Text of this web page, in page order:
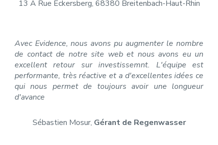
13 A Rue Eckersberg, 68380 Breitenbach-Haut-Rhin
Avec Evidence, nous avons pu augmenter le nombre
de contact de notre site web et nous avons eu un
excellent retour sur investissemnt. L'équipe est
performante, très réactive et a d'excellentes idées ce
qui nous permet de toujours avoir une longueur
d'avance
Sébastien Mosur, Gérant de Regenwasser